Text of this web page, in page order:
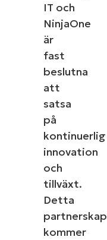
IT och
NinjaOne
är
fast
beslutna
att
satsa
på
kontinuerlig
innovation
och
tillväxt.
Detta
partnerskap
kommer